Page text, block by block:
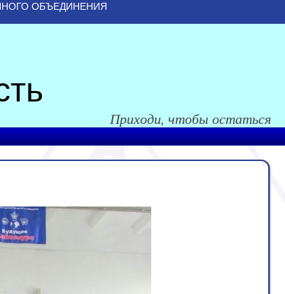
ОБЪЕДИНЕНИЯ
Приходи, чтобы остаться